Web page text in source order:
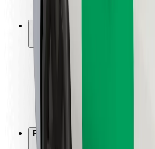
Saugumo laboratorija
Vietovės
Sprendimai miestams
„Bolt“ įkrovimo stotelės
Pagalba